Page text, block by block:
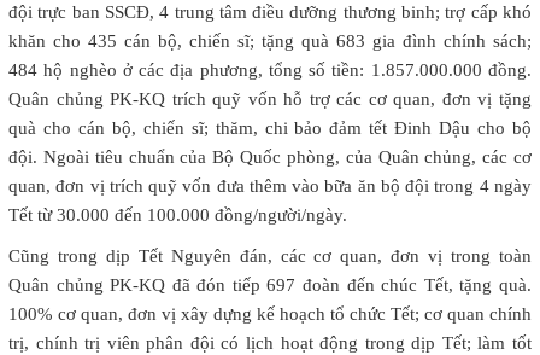
đội trực ban SSCĐ, 4 trung tâm điều dưỡng thương binh; trợ cấp khó
khăn cho 435 cán bộ, chiến sĩ; tặng quà 683 gia đình chính sách;
484 hộ nghèo ở các địa phương, tổng số tiền: 1.857.000.000 đồng.
Quân chủng PK-KQ trích quỹ vốn hỗ trợ các cơ quan, đơn vị tặng
quà cho cán bộ, chiến sĩ; thăm, chi bảo đảm tết Đinh Dậu cho bộ
đội. Ngoài tiêu chuẩn của Bộ Quốc phòng, của Quân chủng, các cơ
quan, đơn vị trích quỹ vốn đưa thêm vào bữa ăn bộ đội trong 4 ngày
Tết từ 30.000 đến 100.000 đồng/người/ngày.
Cũng trong dịp Tết Nguyên đán, các cơ quan, đơn vị trong toàn
Quân chủng PK-KQ đã đón tiếp 697 đoàn đến chúc Tết, tặng quà.
100% cơ quan, đơn vị xây dựng kế hoạch tổ chức Tết; cơ quan chính
trị, chính trị viên phân đội có lịch hoạt động trong dịp Tết; làm tốt